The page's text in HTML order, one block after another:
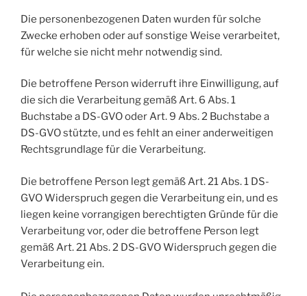
Die personenbezogenen Daten wurden für solche
Zwecke erhoben oder auf sonstige Weise verarbeitet,
für welche sie nicht mehr notwendig sind.
Die betroffene Person widerruft ihre Einwilligung, auf
die sich die Verarbeitung gemäß Art. 6 Abs. 1
Buchstabe a DS-GVO oder Art. 9 Abs. 2 Buchstabe a
DS-GVO stützte, und es fehlt an einer anderweitigen
Rechtsgrundlage für die Verarbeitung.
Die betroffene Person legt gemäß Art. 21 Abs. 1 DS-
GVO Widerspruch gegen die Verarbeitung ein, und es
liegen keine vorrangigen berechtigten Gründe für die
Verarbeitung vor, oder die betroffene Person legt
gemäß Art. 21 Abs. 2 DS-GVO Widerspruch gegen die
Verarbeitung ein.